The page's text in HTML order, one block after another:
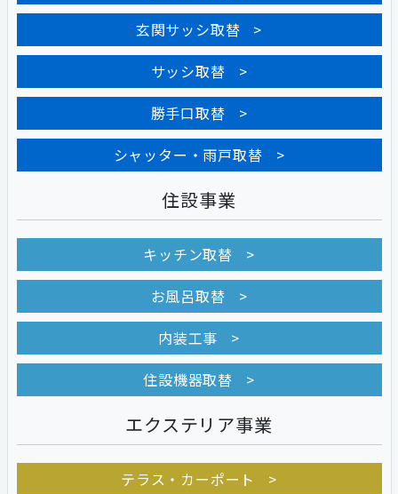
玄関サッシ取替
サッシ取替
勝手口取替
シャッター・雨戸取替
住設事業
キッチン取替
お風呂取替
内装工事
住設機器取替
エクステリア事業
テラス・カーポート